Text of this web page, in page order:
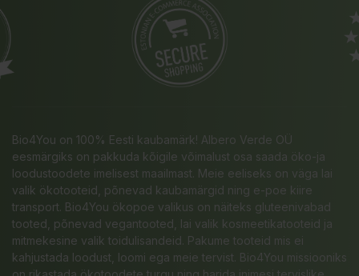
Bio4You on 100% Eesti kaubamärk! Albero Verde OÜ
eesmärgiks on pakkuda kõigile võimalust osa saada öko-ja
loodustoodete imelisest maailmast. Meie eeliseks on väga lai
valik ökotooteid, põnevad kaubamärgid ning e-poe kiire
transport. Bio4You ökopoe valikus on näiteks gluteenivabad
tooted, põnevad vegantooted, lai valik kosmeetikatooteid ja
mitmekesine valik toidulisandeid. Pakume tooteid mis ei
kahjustada loodust, loomi ega meie tervist. Bio4You missiooniks